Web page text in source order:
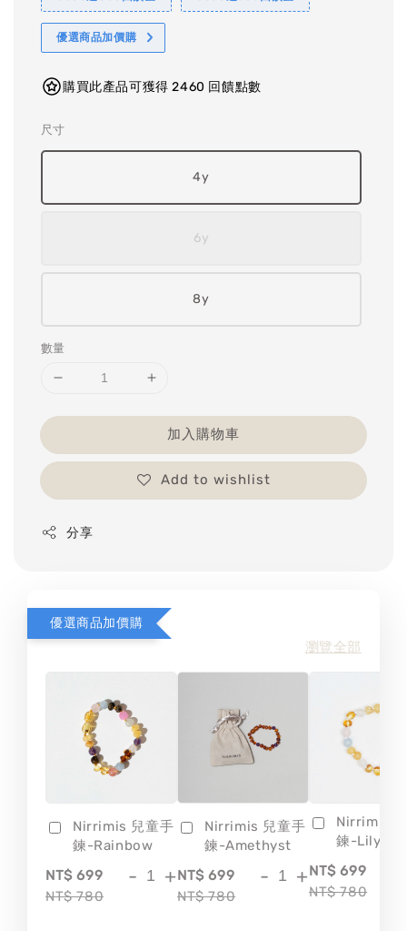
優選商品加價購
購買此產品可獲得 2460 回饋點數
尺寸
4y
6y
8y
數量
加入購物車
Add to wishlist
分享
優選商品加價購
瀏覽全部
Nirrimis 兒童手
鍊-Rainbow
NT$ 699
NT$ 780
- +
Nirrimis 兒童手
鍊-Amethyst
NT$ 699
NT$ 780
- +
Nirrimis
鍊-Lily
NT$ 699
NT$ 780